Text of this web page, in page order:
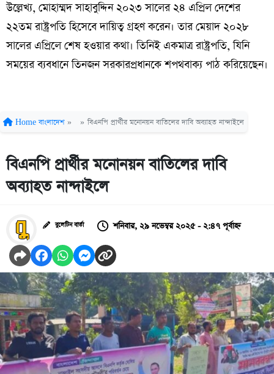
উল্লেখ্য, মোহাম্মদ সাহাবুদ্দিন ২০২৩ সালের ২৪ এপ্রিল দেশের
২২তম রাষ্ট্রপতি হিসেবে দায়িত্ব গ্রহণ করেন। তার মেয়াদ ২০২৮
সালের এপ্রিলে শেষ হওয়ার কথা। তিনিই একমাত্র রাষ্ট্রপতি, যিনি
সময়ের ব্যবধানে তিনজন সরকারপ্রধানকে শপথবাক্য পাঠ করিয়েছেন।
Home বাংলাদেশ » » বিএনপি প্রার্থীর মনোনয়ন বাতিলের দাবি অব্যাহত নান্দাইলে
বিএনপি প্রার্থীর মনোনয়ন বাতিলের দাবি
অব্যাহত নান্দাইলে
বুলেটিন বার্তা শনিবার, ২৯ নভেম্বর ২০২৫ - ২:৪৭ পূর্বাহ্ন